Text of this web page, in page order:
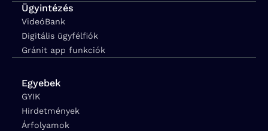
Ügyintézés
VideóBank
Digitális ügyfélfiók
Gránit app funkciók
Egyebek
GYIK
Hirdetmények
Árfolyamok